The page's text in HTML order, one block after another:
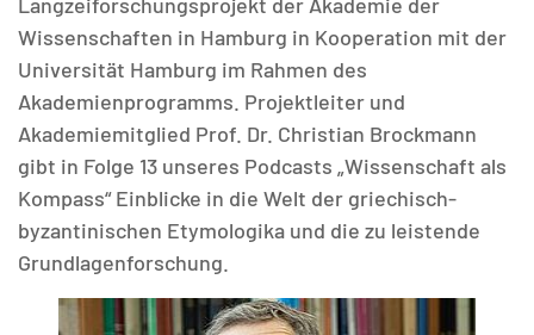
Wissenschaften in Hamburg in Kooperation mit der
Universität Hamburg im Rahmen des
Akademienprogramms. Projektleiter und
Akademiemitglied Prof. Dr. Christian Brockmann
gibt in Folge 13 unseres Podcasts „Wissenschaft als
Kompass“ Einblicke in die Welt der griechisch-
byzantinischen Etymologika und die zu leistende
Grundlagenforschung.